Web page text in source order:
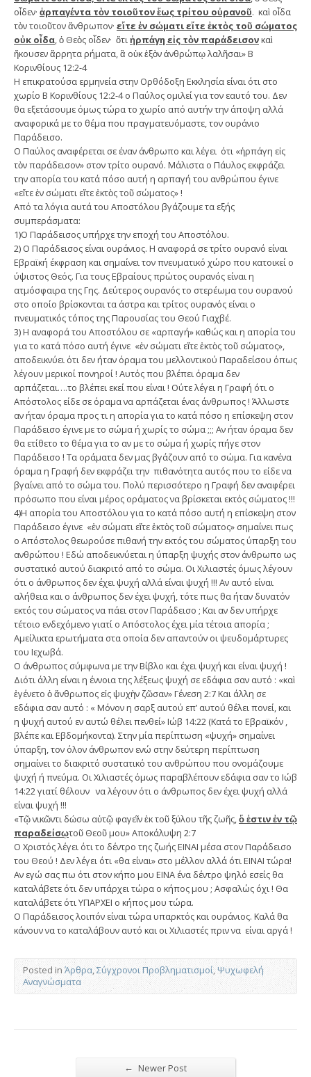
οἶδεν· ἁρπαγέντα τὸν τοιοῦτον ἕως τρίτου οὐρανοῦ. καὶ οἶδα
τὸν τοιοῦτον ἄνθρωπον· εἴτε ἐν σώματι εἴτε ἐκτὸς τοῦ σώματος
οὐκ οἶδα, ὁ Θεὸς οἶδεν· ὅτιἡρπάγη εἰς τὸν παράδεισονκαὶ
ἤκουσεν ἄρρητα ρήματα, ἃ οὐκ ἐξὸν ἀνθρώπῳ λαλῆσαι» Β
Κορινθίους 12:2-4
Η επικρατούσα ερμηνεία στην Ορθόδοξη Εκκλησία είναι ότι στο
χωρίο Β Κορινθίους 12:2-4 ο Παύλος ομιλεί για τον εαυτό του. Δεν
θα εξετάσουμε όμως τώρα το χωρίο από αυτήν την άποψη αλλά
αναφορικά με το θέμα που πραγματευόμαστε, τον ουράνιο
Παράδεισο.
Ο Παύλος αναφέρεται σε έναν άνθρωπο και λέγει ότι «ἡρπάγη εἰς
τὸν παράδεισον» στον τρίτο ουρανό. Μάλιστα ο Πάυλος εκφράζει
την απορία του κατά πόσο αυτή η αρπαγή του ανθρώπου έγινε
«εἴτε ἐν σώματι εἴτε ἐκτὸς τοῦ σώματος» !
Από τα λόγια αυτά του Αποστόλου βγάζουμε τα εξής
συμπεράσματα:
1)Ο Παράδεισος υπήρχε την εποχή του Αποστόλου.
2) Ο Παράδεισος είναι ουράνιος. Η αναφορά σε τρίτο ουρανό είναι
Εβραϊκή έκφραση και σημαίνει τον πνευματικό χώρο που κατοικεί ο
ύψιστος Θεός. Για τους Εβραίους πρώτος ουρανός είναι η
ατμόσφαιρα της Γης. Δεύτερος ουρανός το στερέωμα του ουρανού
στο οποίο βρίσκονται τα άστρα και τρίτος ουρανός είναι ο
πνευματικός τόπος της Παρουσίας του Θεού Γιαχβέ.
3) Η αναφορά του Αποστόλου σε «αρπαγή» καθώς και η απορία του
για το κατά πόσο αυτή έγινε «ἐν σώματι εἴτε ἐκτὸς τοῦ σώματος»,
αποδεικνύει ότι δεν ήταν όραμα του μελλοντικού Παραδείσου όπως
λέγουν μερικοί πονηροί ! Αυτός που βλέπει όραμα δεν
αρπάζεται….το βλέπει εκεί που είναι ! Ούτε λέγει η Γραφή ότι ο
Απόστολος είδε σε όραμα να αρπάζεται ένας άνθρωπος ! Άλλωστε
αν ήταν όραμα προς τι η απορία για το κατά πόσο η επίσκεψη στον
Παράδεισο έγινε με το σώμα ή χωρίς το σώμα ;;; Αν ήταν όραμα δεν
θα ετίθετο το θέμα για το αν με το σώμα ή χωρίς πήγε στον
Παράδεισο ! Τα οράματα δεν μας βγάζουν από το σώμα. Για κανένα
όραμα η Γραφή δεν εκφράζει την πιθανότητα αυτός που το είδε να
βγαίνει από το σώμα του. Πολύ περισσότερο η Γραφή δεν αναφέρει
πρόσωπο που είναι μέρος οράματος να βρίσκεται εκτός σώματος !!!
4)Η απορία του Αποστόλου για το κατά πόσο αυτή η επίσκεψη στον
Παράδεισο έγινε «ἐν σώματι εἴτε ἐκτὸς τοῦ σώματος» σημαίνει πως
ο Απόστολος θεωρούσε πιθανή την εκτός του σώματος ύπαρξη του
ανθρώπου ! Εδώ αποδεικνύεται η ύπαρξη ψυχής στον άνθρωπο ως
συστατικό αυτού διακριτό από το σώμα. Οι Χιλιαστές όμως λέγουν
ότι ο άνθρωπος δεν έχει ψυχή αλλά είναι ψυχή !!! Αν αυτό είναι
αλήθεια και ο άνθρωπος δεν έχει ψυχή, τότε πως θα ήταν δυνατόν
εκτός του σώματος να πάει στον Παράδεισο ; Και αν δεν υπήρχε
τέτοιο ενδεχόμενο γιατί ο Απόστολος έχει μία τέτοια απορία ;
Αμείλικτα ερωτήματα στα οποία δεν απαντούν οι ψευδομάρτυρες
του Ιεχωβά.
Ο άνθρωπος σύμφωνα με την Βίβλο και έχει ψυχή και είναι ψυχή !
Διότι άλλη είναι η έννοια της λέξεως ψυχή σε εδάφια σαν αυτό : «καὶ
ἐγένετο ὁ ἄνθρωπος εἰς ψυχὴν ζῶσαν» Γένεση 2:7 Και άλλη σε
εδάφια σαν αυτό : « Μόνον η σαρξ αυτού επ’ αυτού θέλει πονεί, και
η ψυχή αυτού εν αυτώ θέλει πενθεί» Ιώβ 14:22 (Κατά το Εβραϊκόν ,
βλέπε και Εβδομήκοντα). Στην μία περίπτωση «ψυχή» σημαίνει
ύπαρξη, τον όλον άνθρωπον ενώ στην δεύτερη περίπτωση
σημαίνει το διακριτό συστατικό του ανθρώπου που ονομάζουμε
ψυχή ή πνεύμα. Οι Χιλιαστές όμως παραβλέπουν εδάφια σαν το Ιώβ
14:22 γιατί θέλουν να λέγουν ότι ο άνθρωπος δεν έχει ψυχή αλλά
είναι ψυχή !!!
«Τῷ νικῶντι δώσω αὐτῷ φαγεῖν ἐκ τοῦ ξύλου τῆς ζωῆς,ὅ ἐστιν ἐν τῷ
παραδείσῳτοῦ Θεοῦ μου» Αποκάλυψη 2:7
Ο Χριστός λέγει ότι το δέντρο της ζωής ΕΙΝΑΙ μέσα στον Παράδεισο
του Θεού ! Δεν λέγει ότι «θα είναι» στο μέλλον αλλά ότι ΕΙΝΑΙ τώρα!
Αν εγώ σας πω ότι στον κήπο μου ΕΙΝΑ ένα δέντρο ψηλό εσείς θα
καταλάβετε ότι δεν υπάρχει τώρα ο κήπος μου ; Ασφαλώς όχι ! Θα
καταλάβετε ότι ΥΠΑΡΧΕΙ ο κήπος μου τώρα.
Ο Παράδεισος λοιπόν είναι τώρα υπαρκτός και ουράνιος. Καλά θα
κάνουν να το καταλάβουν αυτό και οι Χιλιαστές πριν να είναι αργά !
Posted in Άρθρα,Σύγχρονοι Προβληματισμοί,Ψυχωφελή
Αναγνώσματα
← Newer Post